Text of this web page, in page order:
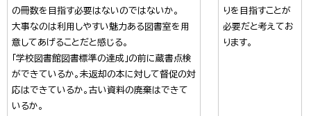
の冊数を目指す必要はないのではないか。
大事なのは利用しやすい魅力ある図書室を用
意してあげることだと感じる。
「学校図書館図書標準の達成」の前に蔵書点検
ができているか。未返却の本に対して督促の対
応はできているか。古い資料の廃棄はできて
いるか。
りを目指すことが
必要だと考えてお
ります。